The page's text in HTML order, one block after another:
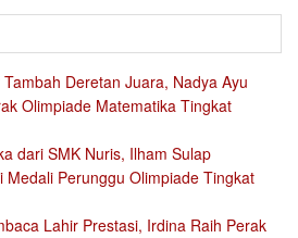
Deretan Juara, Nadya Ayu
Olimpiade Matematika Tingkat
dari SMK Nuris, Ilham Sulap
Medali Perunggu Olimpiade Tingkat
Lahir Prestasi, Irdina Raih Perak